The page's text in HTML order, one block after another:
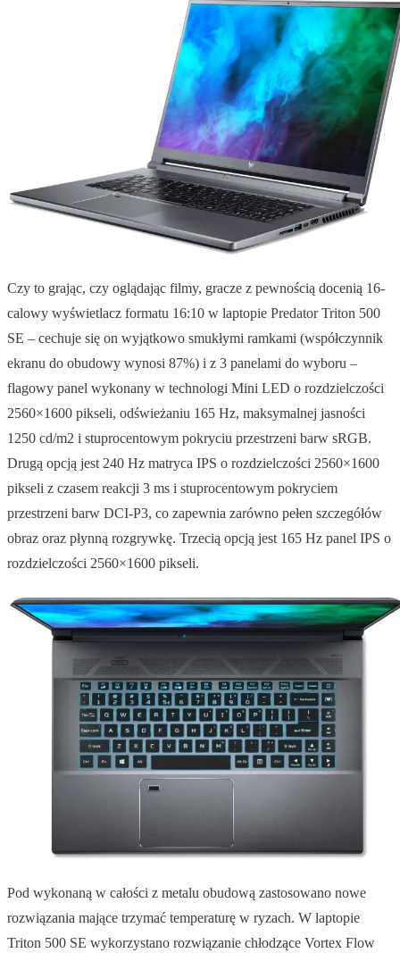
Czy to grając, czy oglądając filmy, gracze z pewnością docenią 16-
calowy wyświetlacz formatu 16:10 w laptopie Predator Triton 500
SE – cechuje się on wyjątkowo smukłymi ramkami (współczynnik
ekranu do obudowy wynosi 87%) i z 3 panelami do wyboru –
flagowy panel wykonany w technologi Mini LED o rozdzielczości
2560×1600 pikseli, odświeżaniu 165 Hz, maksymalnej jasności
1250 cd/m2 i stuprocentowym pokryciu przestrzeni barw sRGB.
Drugą opcją jest 240 Hz matryca IPS o rozdzielczości 2560×1600
pikseli z czasem reakcji 3 ms i stuprocentowym pokryciem
przestrzeni barw DCI-P3, co zapewnia zarówno pełen szczegółów
obraz oraz płynną rozgrywkę. Trzecią opcją jest 165 Hz panel IPS o
rozdzielczości 2560×1600 pikseli.
Pod wykonaną w całości z metalu obudową zastosowano nowe
rozwiązania mające trzymać temperaturę w ryzach. W laptopie
Triton 500 SE wykorzystano rozwiązanie chłodzące Vortex Flow